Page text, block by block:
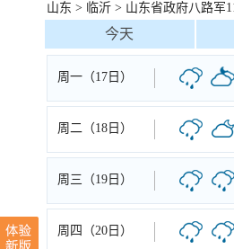
山东 > 临沂 > 山东省政府八路军
今天
周一（17日）
周二（18日）
周三（19日）
周四（20日）